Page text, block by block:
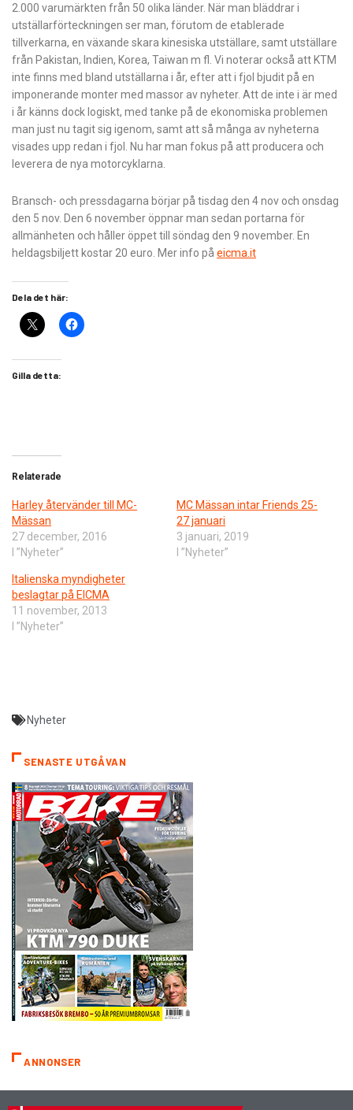
2.000 varumärkten från 50 olika länder. När man bläddrar i
utställarförteckningen ser man, förutom de etablerade
tillverkarna, en växande skara kinesiska utställare, samt utställare
från Pakistan, Indien, Korea, Taiwan m fl. Vi noterar också att KTM
inte finns med bland utställarna i år, efter att i fjol bjudit på en
imponerande monter med massor av nyheter. Att de inte i är med
i år känns dock logiskt, med tanke på de ekonomiska problemen
man just nu tagit sig igenom, samt att så många av nyheterna
visades upp redan i fjol. Nu har man fokus på att producera och
leverera de nya motorcyklarna.
Bransch- och pressdagarna börjar på tisdag den 4 nov och onsdag
den 5 nov. Den 6 november öppnar man sedan portarna för
allmänheten och håller öppet till söndag den 9 november. En
heldagsbiljett kostar 20 euro. Mer info på eicma.it
Dela det här:
Gilla detta:
Relaterade
Harley återvänder till MC-
Mässan
27 december, 2016
I ”Nyheter”
MC Mässan intar Friends 25-
27 januari
3 januari, 2019
I ”Nyheter”
Italienska myndigheter
beslagtar på EICMA
11 november, 2013
I ”Nyheter”
Nyheter
SENASTE UTGÅVAN
ANNONSER